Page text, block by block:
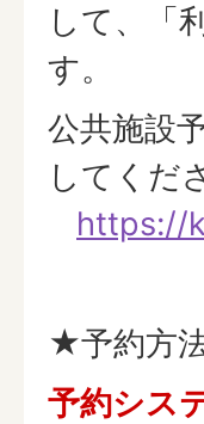
して、「
す。
公共施設
してくだ
https://
★予約方
予約シス